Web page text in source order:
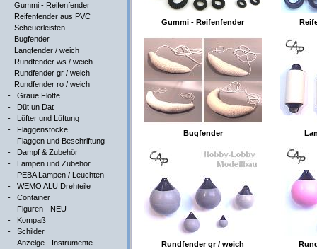
Gummi - Reifenfender
Reifenfender aus PVC
Scheuerleisten
Bugfender
Langfender / weich
Rundfender ws / weich
Rundfender gr / weich
Rundfender ro / weich
- Graue Flotte
- Düt un Dat
- Lüfter und Lüftung
- Flaggenstöcke
- Flaggen und Beschriftung
- Dampf & Zubehör
- Lampen und Zubehör
- PEBA Lampen / Leuchten
- WEMO ALU Drehteile
- Container
- Figuren - NEU -
- Kompaß
- Schilder
- Anzeige - Instrumente
Gummi - Reifenfender
Bugfender
Rundfender gr / weich